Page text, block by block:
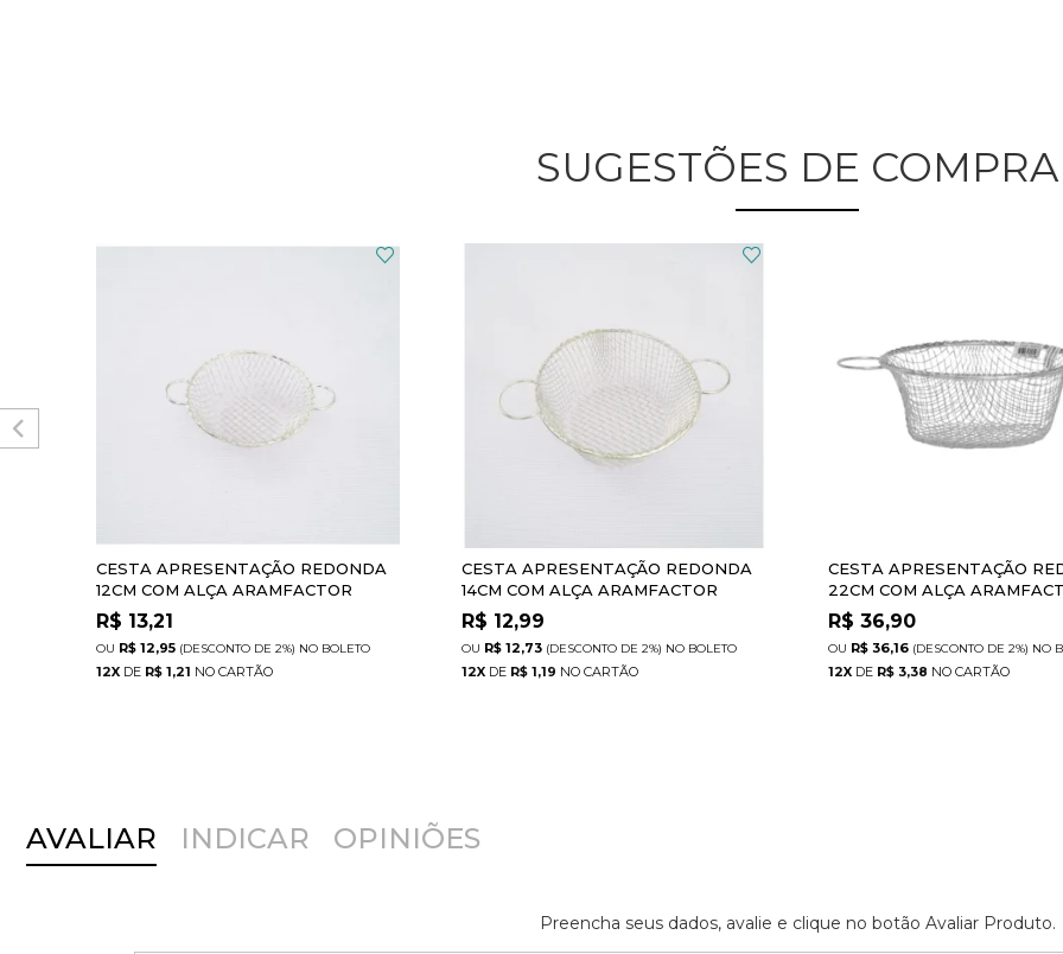
SUGESTÕES DE COMPRA
CESTA APRESENTAÇÃO REDONDA
12CM COM ALÇA ARAMFACTOR
R$ 13,21
R$ 12,95 (DESCONTO DE 2%) NO BOLETO
12X DE R$ 1,21
CESTA APRESENTAÇÃO REDONDA
14CM COM ALÇA ARAMFACTOR
R$ 12,99
R$ 12,73 (DESCONTO DE 2%) NO BOLETO
12X DE R$ 1,19
CESTA APRESENTAÇÃO
22CM COM ALÇA
R$ 36,90
R$ 36,16 (DESCONTO DE 2%) NO
12X DE R$ 3,38
AVALIAR INDICAR OPINIÕES
Preencha seus dados, avalie e clique no botão Avaliar Produto.